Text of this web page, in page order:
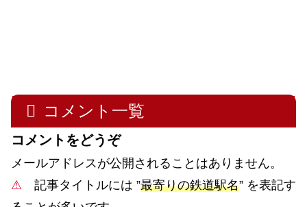
コメント一覧
コメントをどうぞ
メールアドレスが公開されることはありません。
⚠ 記事タイトルには ”最寄りの鉄道駅名” を表記す